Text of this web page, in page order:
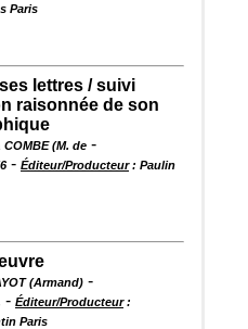
Paris
lettres / suivi
raisonnée de son
(M. de -
- Éditeur/Producteur: Paulin
(Armand) -
- Éditeur/Producteur:
Paris